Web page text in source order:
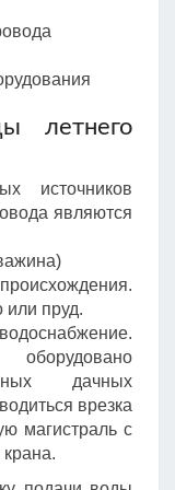
летнего
источников
являются
пруд.
дачных
врезка
магистраль с